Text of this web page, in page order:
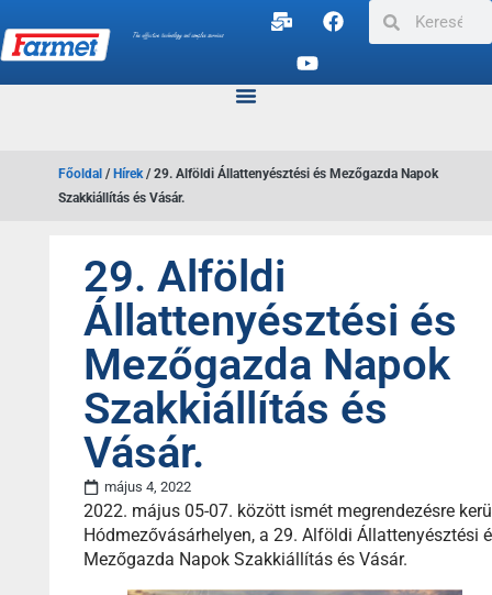
Főoldal/Hírek/29. Alföldi Állattenyésztési és Mezőgazda Napok
Szakkiállítás és Vásár.
29. Alföldi
Állattenyésztési és
Mezőgazda Napok
Szakkiállítás és
Vásár.
május 4, 2022
2022. május 05-07. között ismét megrendezésre
Hódmezővásárhelyen, a 29. Alföldi Állattenyésztési
Mezőgazda Napok Szakkiállítás és Vásár.